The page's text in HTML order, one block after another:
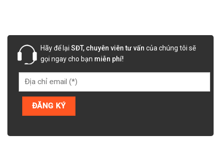
Hãy để lại SĐT, chuyên viên tư vấn của chúng tôi sẽ
gọi ngay cho bạn miễn phí!